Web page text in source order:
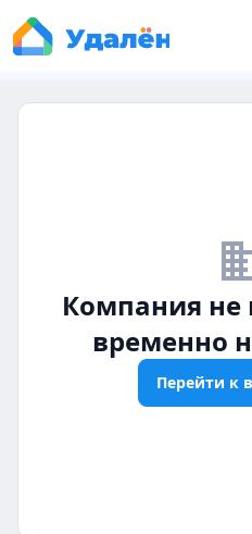
Компания не
временно
Перейти к